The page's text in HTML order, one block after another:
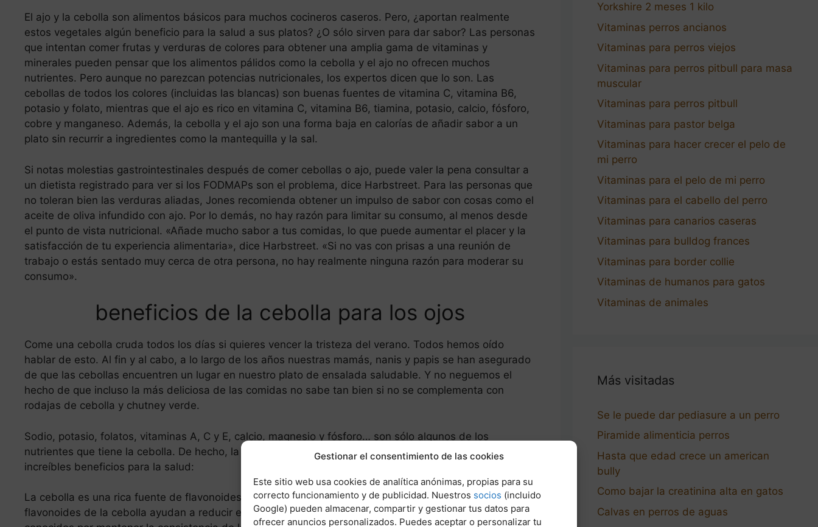
Gestionar el consentimiento de las cookies
Este sitio web usa cookies de analítica anónimas, propias para su
correcto funcionamiento y de publicidad. Nuestros socios (incluido
Google) pueden almacenar, compartir y gestionar tus datos para
ofrecer anuncios personalizados. Puedes aceptar o personalizar tu
El ajo y la cebolla son alimentos básicos para muchos cocineros caseros. Pero, ¿aportan realmente
estos vegetales algún beneficio para la salud a sus platos? ¿O sólo sirven para dar sabor? Las personas
que intentan comer frutas y verduras de colores para obtener una amplia gama de vitaminas y
minerales pueden pensar que los alimentos pálidos como la cebolla y el ajo no ofrecen muchos
nutrientes. Pero aunque no parezcan potencias nutricionales, los expertos dicen que lo son. Las
cebollas de todos los colores (incluidas las blancas) son buenas fuentes de vitamina C, vitamina B6,
potasio y folato, mientras que el ajo es rico en vitamina C, vitamina B6, tiamina, potasio, calcio, fósforo,
cobre y manganeso. Además, la cebolla y el ajo son una forma baja en calorías de añadir sabor a un
plato sin recurrir a ingredientes como la mantequilla y la sal.
Si notas molestias gastrointestinales después de comer cebollas o ajo, puede valer la pena consultar a
un dietista registrado para ver si los FODMAPs son el problema, dice Harbstreet. Para las personas que
no toleran bien las verduras aliadas, Jones recomienda obtener un impulso de sabor con cosas como el
aceite de oliva infundido con ajo. Por lo demás, no hay razón para limitar su consumo, al menos desde
el punto de vista nutricional. «Añade mucho sabor a tus comidas, lo que puede aumentar el placer y la
satisfacción de tu experiencia alimentaria», dice Harbstreet. «Si no vas con prisas a una reunión de
trabajo o estás sentado muy cerca de otra persona, no hay realmente ninguna razón para moderar su
consumo».
beneficios de la cebolla para los ojos
Come una cebolla cruda todos los días si quieres vencer la tristeza del verano. Todos hemos oído
hablar de esto. Al fin y al cabo, a lo largo de los años nuestras mamás, nanis y papis se han asegurado
de que las cebollas encuentren un lugar en nuestro plato de ensalada saludable. Y no neguemos el
hecho de que incluso la más deliciosa de las comidas no sabe tan bien si no se complementa con
rodajas de cebolla y chutney verde.
Sodio, potasio, folatos, vitaminas A, C y E, calcio, magnesio y fósforo… son sólo algunos de los
nutrientes que tiene la cebolla. De hecho, la humilde cebolla es un superalimento. Y tiene estos 10
increíbles beneficios para la salud:
La cebolla es una rica fuente de flavonoides y tiosulfinatos. ¿Para qué sirven exactamente? Bueno, los
flavonoides de la cebolla ayudan a reducir el colesterol malo en el cuerpo y los tiosulfinatos son
Yorkshire 2 meses 1 kilo
Vitaminas perros ancianos
Vitaminas para perros viejos
Vitaminas para perros pitbull para masa
muscular
Vitaminas para perros pitbull
Vitaminas para pastor belga
Vitaminas para hacer crecer el pelo de
mi perro
Vitaminas para el pelo de mi perro
Vitaminas para el cabello del perro
Vitaminas para canarios caseras
Vitaminas para bulldog frances
Vitaminas para border collie
Vitaminas de humanos para gatos
Vitaminas de animales
Más visitadas
Se le puede dar pediasure a un perro
Piramide alimenticia perros
Hasta que edad crece un american
bully
Como bajar la creatinina alta en gatos
Calvas en perros de aguas